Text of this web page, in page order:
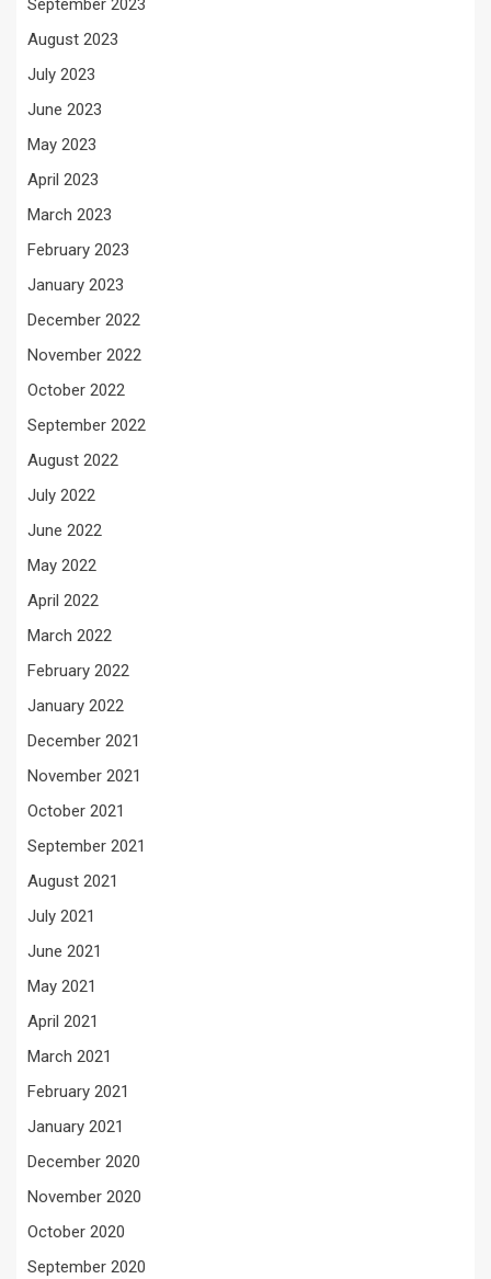
September 2023
August 2023
July 2023
June 2023
May 2023
April 2023
March 2023
February 2023
January 2023
December 2022
November 2022
October 2022
September 2022
August 2022
July 2022
June 2022
May 2022
April 2022
March 2022
February 2022
January 2022
December 2021
November 2021
October 2021
September 2021
August 2021
July 2021
June 2021
May 2021
April 2021
March 2021
February 2021
January 2021
December 2020
November 2020
October 2020
September 2020